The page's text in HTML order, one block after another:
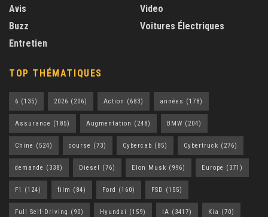
Avis
Buzz
Entretien
Video
Voitures Électriques
TOP THÉMATIQUES
6 (135) 2026 (206) Action (683) années (178)
Assurance (185) Augmentation (248) BMW (204)
Chine (524) course (73) Cybercab (85) Cybertruck (276)
demande (338) Diesel (76) Elon Musk (996) Europe (371)
F1 (124) film (84) Ford (160) FSD (155)
Full Self-Driving (90) Hyundai (159) IA (3417) Kia (70)